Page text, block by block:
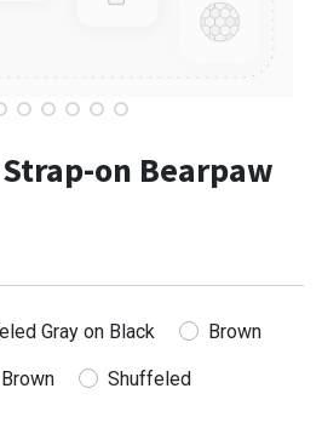
on Bearpaw
Gray on Black Brown
Shuffeled